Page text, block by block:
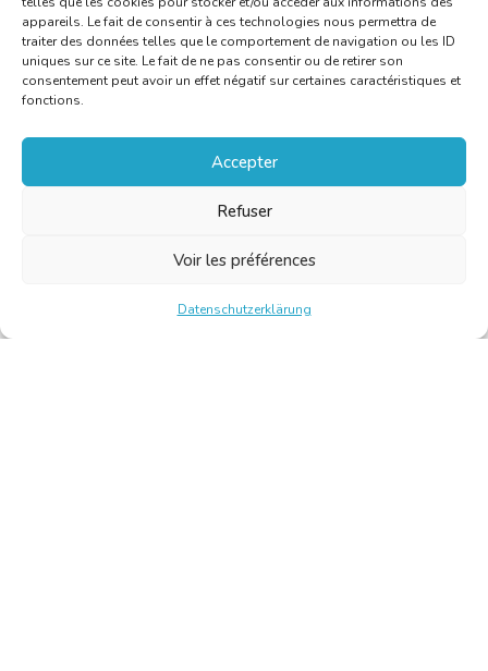
appareils. Le fait de consentir à ces technologies nous permettra de
traiter des données telles que le comportement de navigation ou les ID
uniques sur ce site. Le fait de ne pas consentir ou de retirer son
consentement peut avoir un effet négatif sur certaines caractéristiques et
fonctions.
Accepter
Refuser
Voir les préférences
Datenschutzerklärung